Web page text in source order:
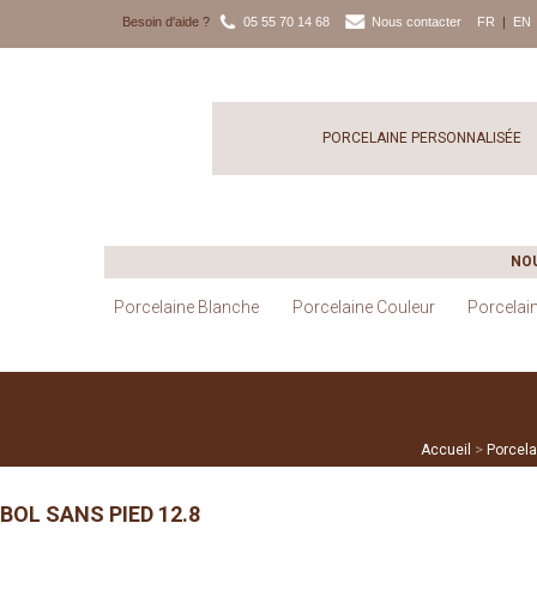
Besoin d'aide ? 05 55 70 14 68 Nous contacter FR | EN
PORCELAINE PERSONNALISÉE
Porcelaine Blanche Porcelaine Couleur
Accueil >
BOL SANS PIED 12.8